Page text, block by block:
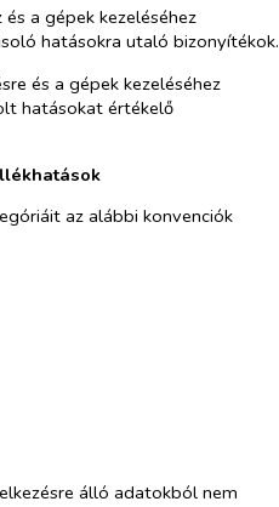
a gépek kezeléséhez
hatásokra utaló bizonyítékok.
és a gépek kezeléséhez
hatásokat értékelő
az alábbi konvenciók
álló adatokból nem